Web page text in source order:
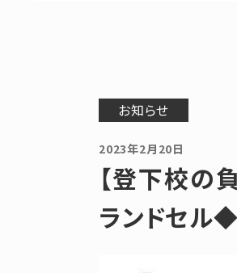
お知らせ
2023年2月20日
【登下校の
ランドセ